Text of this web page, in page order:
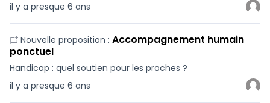
il y a presque 6 ans
il y a presque 6 ans
Nouvelle proposition : Accompagnement humain
ponctuel
Handicap : quel soutien pour les proches ?